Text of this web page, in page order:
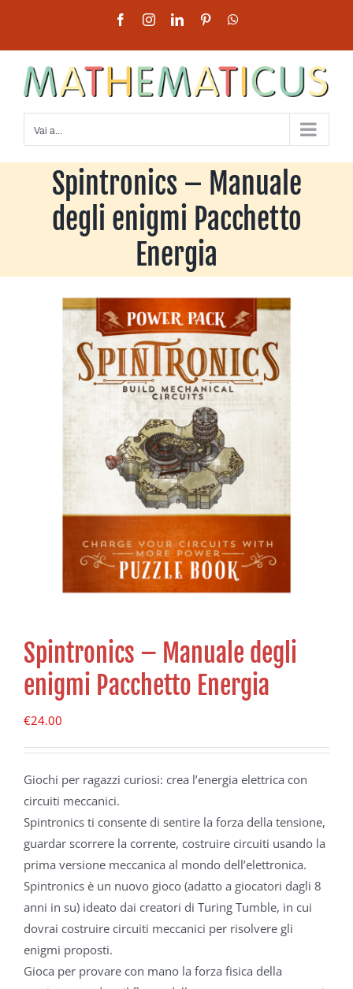
contenuto
FacebookInstagramLinkedInPinterest
Vai a...
Spintronics – Manuale
degli enigmi Pacchetto
Energia
Spintronics – Manuale degli
enigmi Pacchetto Energia
€24.00
Giochi per ragazzi curiosi: crea l’energia elettrica con
circuiti meccanici.
Spintronics ti consente di sentire la forza della tensione,
guardar scorrere la corrente, costruire circuiti usando la
prima versione meccanica al mondo dell’elettronica.
Spintronics è un nuovo gioco (adatto a giocatori dagli 8
anni in su) ideato dai creatori di Turing Tumble, in cui
dovrai costruire circuiti meccanici per risolvere gli
enigmi proposti.
Gioca per provare con mano la forza fisica della